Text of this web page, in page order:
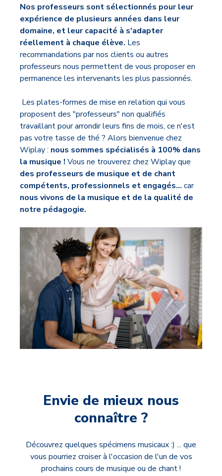
Nos professeurs sont sélectionnés pour leur
expérience de plusieurs années dans leur
domaine, et leur capacité à s'adapter
réellement à chaque élève. Les
recommandations par nos clients ou autres
professeurs nous permettent de vous proposer en
permanence les intervenants les plus passionnés.
Les plates-formes de mise en relation qui vous
proposent des "professeurs" non qualifiés
travaillant pour arrondir leurs fins de mois, ce n'est
pas votre tasse de thé ? Alors bienvenue chez
Wiplay : nous sommes spécialisés à 100% dans
la musique ! Vous ne trouverez chez Wiplay que
des professeurs de musique et de chant
compétents, professionnels et engagés... car
nous vivons de la musique et de la qualité de
notre pédagogie.
Envie de mieux nous
connaître ?
Découvrez quelques spécimens musicaux :) ... que
vous pourriez croiser à l'occasion de l'un de vos
prochains cours de musique ou de chant !